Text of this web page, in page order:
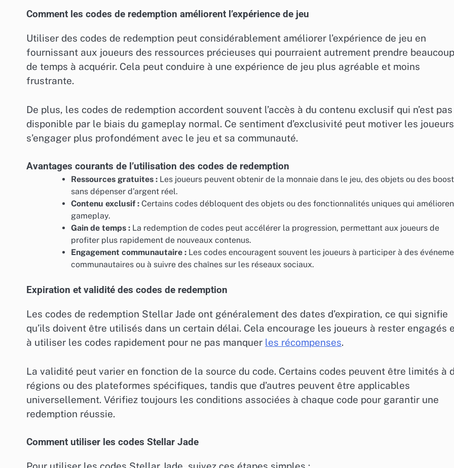
Comment les codes de redemption améliorent l’expérience de jeu
Utiliser des codes de redemption peut considérablement améliorer l’expérience de jeu en
fournissant aux joueurs des ressources précieuses qui pourraient autrement prendre beaucoup
de temps à acquérir. Cela peut conduire à une expérience de jeu plus agréable et moins
frustrante.
De plus, les codes de redemption accordent souvent l’accès à du contenu exclusif qui n’est pas
disponible par le biais du gameplay normal. Ce sentiment d’exclusivité peut motiver les
s’engager plus profondément avec le jeu et sa communauté.
Avantages courants de l’utilisation des codes de redemption
Ressources gratuites : Les joueurs peuvent obtenir de la monnaie dans le jeu, des objets ou des
sans dépenser d’argent réel.
Contenu exclusif : Certains codes débloquent des objets ou des fonctionnalités uniques qui
gameplay.
Gain de temps : La redemption de codes peut accélérer la progression, permettant aux joueurs de
profiter plus rapidement de nouveaux contenus.
Engagement communautaire : Les codes encouragent souvent les joueurs à participer à des
communautaires ou à suivre des chaînes sur les réseaux sociaux.
Expiration et validité des codes de redemption
Les codes de redemption Stellar Jade ont généralement des dates d’expiration, ce qui signifie
qu’ils doivent être utilisés dans un certain délai. Cela encourage les joueurs à rester engagés
à utiliser les codes rapidement pour ne pas manquer les récompenses.
La validité peut varier en fonction de la source du code. Certains codes peuvent être limités à
régions ou des plateformes spécifiques, tandis que d’autres peuvent être applicables
universellement. Vérifiez toujours les conditions associées à chaque code pour garantir une
redemption réussie.
Comment utiliser les codes Stellar Jade